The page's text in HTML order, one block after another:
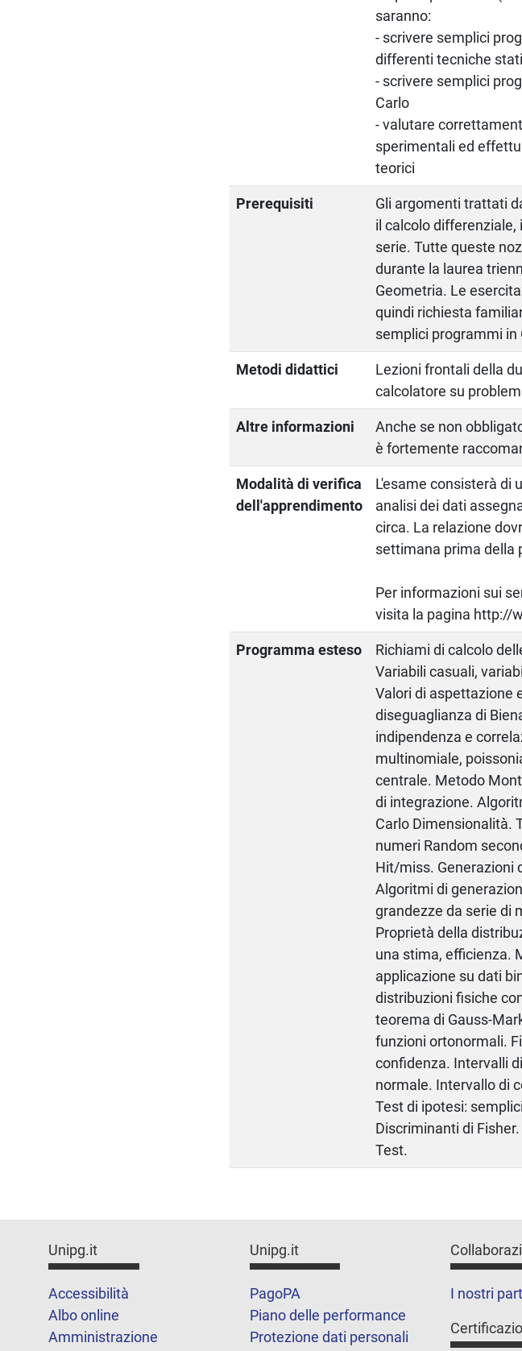
saranno:
- scrivere semplici
differenti tecniche
- scrivere semplici
Carlo
- valutare
sperimentali ed
teorici
Prerequisiti
Gli argomenti trattati
il calcolo differenziale,
serie. Tutte queste
durante la laurea
Geometria. Le
quindi richiesta
semplici programmi in
Metodi didattici
Lezioni frontali della
calcolatore su
Altre informazioni
Anche se non
è fortemente
Modalità di verifica
dell'apprendimento
L'esame consisterà di
analisi dei dati
circa. La relazione
settimana prima della
Per informazioni sui
visita la pagina http://
Programma esteso
Richiami di calcolo
Variabili casuali,
Valori di aspettazione
diseguaglianza di
indipendenza e
multinomiale,
centrale. Metodo
di integrazione.
Carlo Dimensionalità.
numeri Random
Hit/miss. Generazioni
Algoritmi di
grandezze da serie di
Proprietà della
una stima, efficienza.
applicazione su dati
distribuzioni fisiche
teorema di Gauss-
funzioni ortonormali.
confidenza. Intervalli
normale. Intervallo di
Test di ipotesi:
Discriminanti di
Test.
Unipg.it
Accessibilità
Albo online
Amministrazione
Unipg.it
PagoPA
Piano delle performance
Protezione dati personali
I nostri